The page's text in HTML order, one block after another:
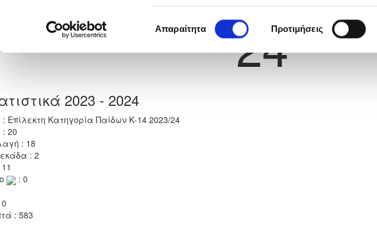
συγκατάθεσης
Απαραίτητα Προτιμήσεις
Νούμερο Φανέλας
24
2023 - 2024
: Επίλεκτη Κατηγορία Παίδων Κ-14 2023/24
20
: 18
: 2
: 0
: 583